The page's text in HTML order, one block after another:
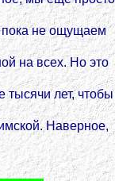
пока не ощущаем
на всех. Но это
тысячи лет, чтобы
Наверное,